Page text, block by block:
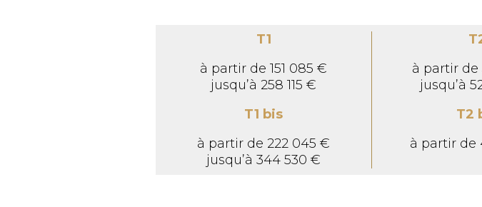
T1
à partir de 151 085 €
jusqu’à 258 115 €
T1 bis
à partir de 222 045 €
jusqu’à 344 530 €
à partir de
jusqu’à
T2
à partir de